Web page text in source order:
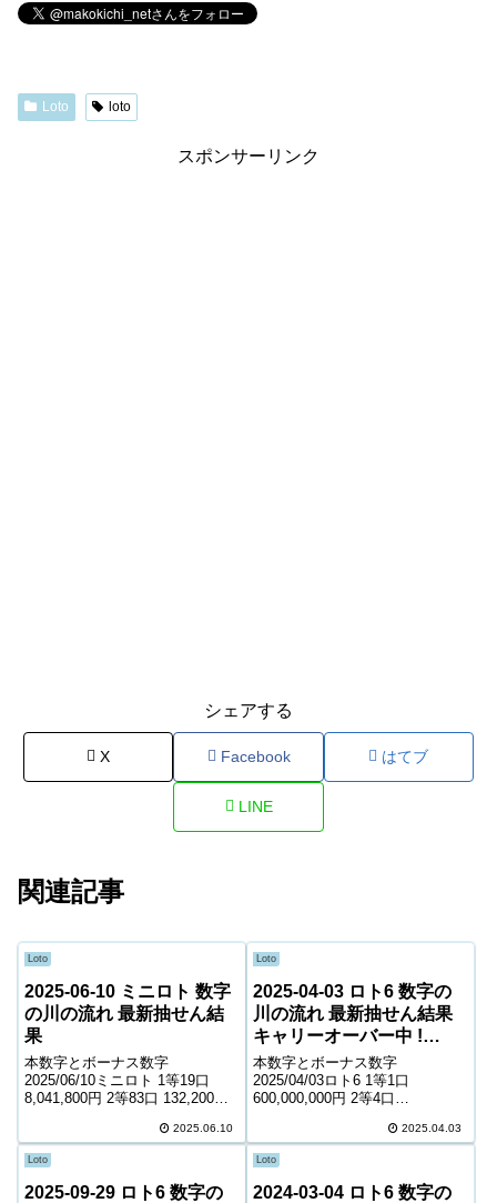
Loto loto
スポンサーリンク
シェアする
X Facebook はてブ
LINE
関連記事
Loto
2025-06-10 ミニロト 数字
の川の流れ 最新抽せん結
果
本数字とボーナス数字
2025/06/10ミニロト 1等19口
8,041,800円 2等83口 132,200円
1,000円 ＊抽せんの結果は最終的
に発売元の発表のものと照合し
て下さい...
2025.06.10
Loto
2025-04-03 ロト6 数字の
川の流れ 最新抽せん結果
キャリーオーバー中 !
753,645,824円
本数字とボーナス数字
2025/04/03ロト6 1等1口
600,000,000円 2等4口
円 4等16,113口 6,200円 5等
249,001口 1,000円 キャリーオー
バー ...
2025.04.03
Loto
2025-09-29 ロト6 数字の
Loto
2024-03-04 ロト6 数字の